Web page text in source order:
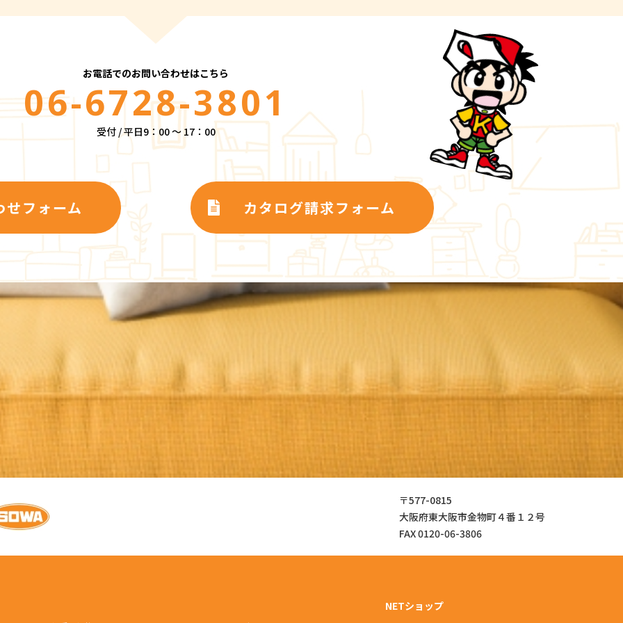
お電話でのお問い合わせはこちら
06-6728-3801
受付 / 平日9：00 ～ 17：00
せフォーム カタログ請求フォーム
〒577-0815
大阪府東大阪市金物町４番１２号
FAX 0120-06-3806
NETショップ